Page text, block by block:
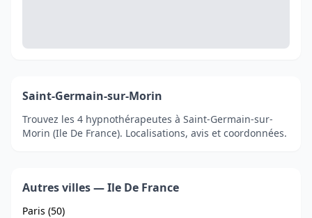
Saint-Germain-sur-Morin
Trouvez les 4 hypnothérapeutes à Saint-Germain-sur-
Morin (Ile De France). Localisations, avis et coordonnées.
Autres villes — Ile De France
Paris (50)